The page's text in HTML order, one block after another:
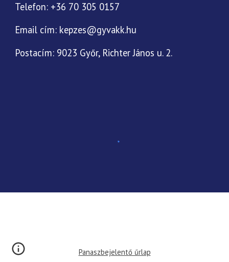
Telefon: +36 70 305 0157
Email cím: kepzes@gyvakk.hu
Postacím: 9023 Győr, Richter János u. 2.
Panaszbejelentő űrlap